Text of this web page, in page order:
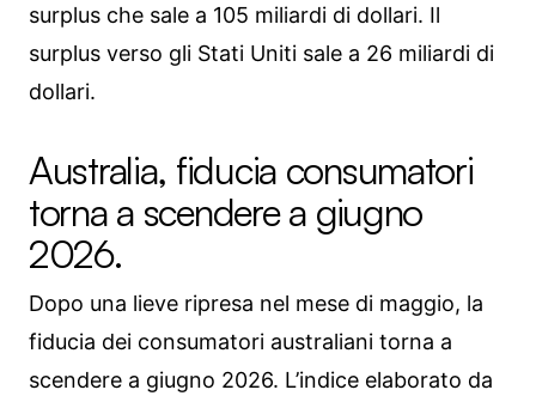
surplus che sale a 105 miliardi di dollari. Il
surplus verso gli Stati Uniti sale a 26 miliardi di
dollari.
Australia, fiducia consumatori
torna a scendere a giugno
2026.
Dopo una lieve ripresa nel mese di maggio, la
fiducia dei consumatori australiani torna a
scendere a giugno 2026. L’indice elaborato da